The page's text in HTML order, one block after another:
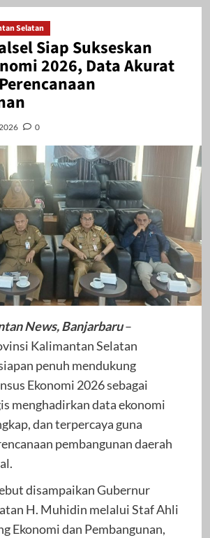
Selatan
Siap Sukseskan
2026, Data Akurat
0
News, Banjarbaru–
Kalimantan Selatan
penuh mendukung
Ekonomi 2026 sebagai
menghadirkan data ekonomi
dan terpercaya guna
pembangunan daerah
disampaikan Gubernur
H. Muhidin melalui Staf Ahli
Ekonomi dan Pembangunan,